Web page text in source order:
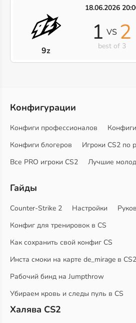
18.06.2026
9z
1 VS 2
best of 3
Конфигурации
Конфиги профессионалов
Конфиги блогеров
Игроки CS2 по
Все PRO игроки CS2
Лучшие
Гайды
Counter-Strike 2 Настройки
Конфиг для тренировок в CS
Как сохранить свой конфиг CS
Инста смоки на карте de_mirage в CS2
Рабочий бинд на Jumpthrow
Убираем кровь и следы пуль в CS
Халява CS2